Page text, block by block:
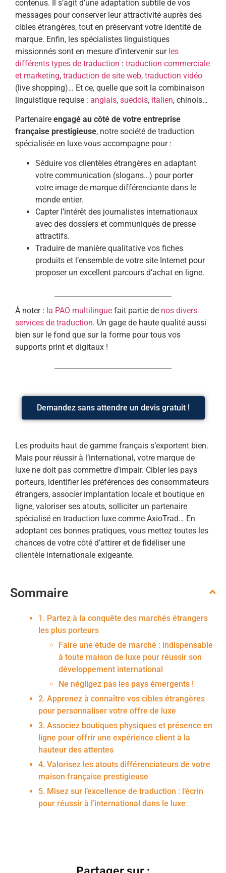
contenus. Il s’agit d’une adaptation subtile de vos
messages pour conserver leur attractivité auprès des
cibles étrangères, tout en préservant votre identité de
marque. Enfin, les spécialistes linguistiques
missionnés sont en mesure d’intervenir sur les
différents types de traduction : traduction commerciale
et marketing, traduction de site web, traduction vidéo
(live shopping)… Et ce, quelle que soit la combinaison
linguistique requise : anglais, suédois, italien, chinois…
Partenaire engagé au côté de votre entreprise
française prestigieuse, notre société de traduction
spécialisée en luxe vous accompagne pour :
Séduire vos clientèles étrangères en adaptant
votre communication (slogans…) pour porter
votre image de marque différenciante dans le
monde entier.
Capter l’intérêt des journalistes internationaux
avec des dossiers et communiqués de presse
attractifs.
Traduire de manière qualitative vos fiches
produits et l’ensemble de votre site Internet pour
proposer un excellent parcours d’achat en ligne.
À noter : la PAO multilingue fait partie de nos divers
services de traduction. Un gage de haute qualité aussi
bien sur le fond que sur la forme pour tous vos
supports print et digitaux !
Demandez sans attendre un devis gratuit !
Les produits haut de gamme français s’exportent bien.
Mais pour réussir à l’international, votre marque de
luxe ne doit pas commettre d’impair. Cibler les pays
porteurs, identifier les préférences des consommateurs
étrangers, associer implantation locale et boutique en
ligne, valoriser ses atouts, solliciter un partenaire
spécialisé en traduction luxe comme AxioTrad… En
adoptant ces bonnes pratiques, vous mettez toutes les
chances de votre côté d’attirer et de fidéliser une
clientèle internationale exigeante.
Sommaire
1. Partez à la conquête des marchés étrangers
les plus porteurs
Faire une étude de marché : indispensable
à toute maison de luxe pour réussir son
développement international
Ne négligez pas les pays émergents !
2. Apprenez à connaître vos cibles étrangères
pour personnaliser votre offre de luxe
3. Associez boutiques physiques et présence en
ligne pour offrir une expérience client à la
hauteur des attentes
4. Valorisez les atouts différenciateurs de votre
maison française prestigieuse
5. Misez sur l’excellence de traduction : l’écrin
pour réussir à l’international dans le luxe